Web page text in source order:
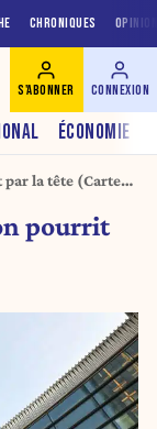
CHRONIQUES
ÉCONOMIE
S'ABONNER CONNEXION
la tête (Carte
pourrit